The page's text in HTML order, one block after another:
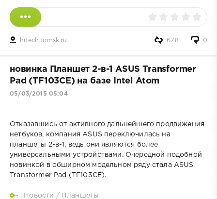
hitech.tomsk.ru 0
678
новинка Планшет 2-в-1 ASUS Transformer
Pad (TF103CE) на базе Intel Atom
05/03/2015 05:04
Отказавшись от активного дальнейшего продвижения
нетбуков, компания ASUS переключилась на
планшеты 2-в-1, ведь они являются более
универсальными устройствами. Очередной подобной
новинкой в обширном модельном ряду стала ASUS
Transformer Pad (TF103CE).
Новости / Планшеты